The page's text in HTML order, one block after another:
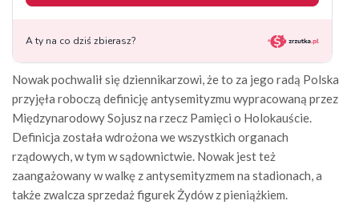
Nowak pochwalił się dziennikarzowi, że to za jego radą Polska
przyjęła roboczą definicję antysemityzmu wypracowaną przez
Międzynarodowy Sojusz na rzecz Pamięci o Holokauście.
Definicja została wdrożona we wszystkich organach
rządowych, w tym w sądownictwie. Nowak jest też
zaangażowany w walkę z antysemityzmem na stadionach, a
także zwalcza sprzedaż figurek Żydów z pieniążkiem.